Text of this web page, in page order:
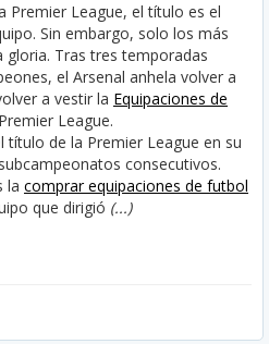
Premier League, el título es el
Sin embargo, solo los más
gloria. Tras tres temporadas
el Arsenal anhela volver a
a vestir la Equipaciones de
League.
título de la Premier League en su
consecutivos.
la comprar equipaciones de futbol
que dirigió (...)